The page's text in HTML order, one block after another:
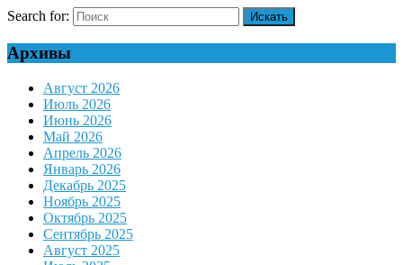
Search for:
Архивы
Август 2026
Июль 2026
Июнь 2026
Май 2026
Апрель 2026
Январь 2026
Декабрь 2025
Ноябрь 2025
Октябрь 2025
Сентябрь 2025
Август 2025